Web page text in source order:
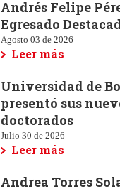
Andrés Felipe
Egresado
Agosto 03 de 2026
Leer más
Universidad de
presentó sus
doctorados
Julio 30 de 2026
Leer más
Andrea Torres